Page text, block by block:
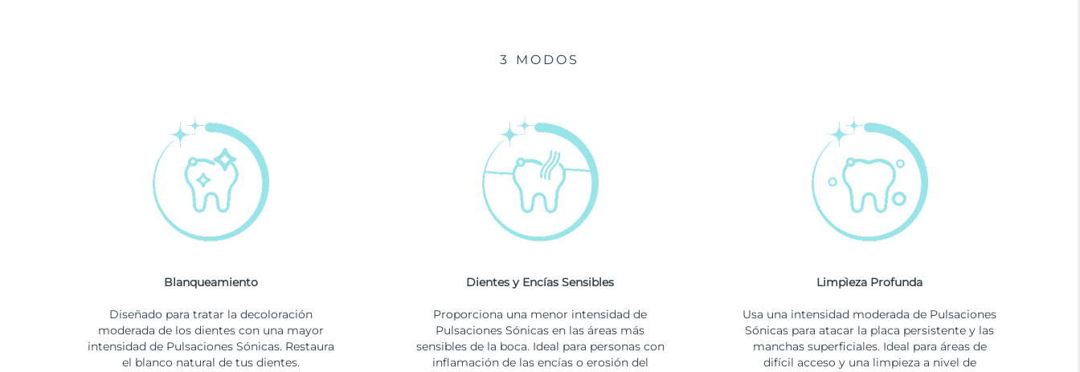
3 MODOS
Blanqueamiento
Diseñado para tratar la decoloración
moderada de los dientes con una mayor
intensidad de Pulsaciones Sónicas. Restaura
el blanco natural de tus dientes.
Dientes y Encías Sensibles
Proporciona una menor intensidad de
Pulsaciones Sónicas en las áreas más
sensibles de la boca. Ideal para personas con
inflamación de las encías o erosión del
Limpìeza Profunda
Usa una intensidad moderada de Pulsaciones
Sónicas para atacar la placa persistente y las
manchas superficiales. Ideal para áreas de
difícil acceso y una limpieza a nivel de